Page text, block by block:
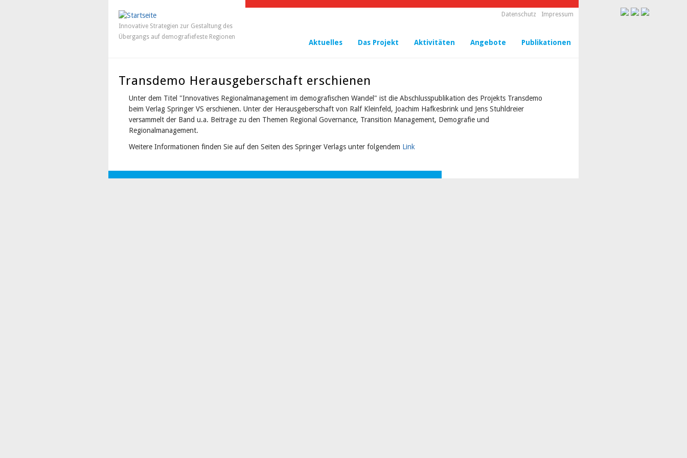
Innovative Strategien zur Gestaltung des
Übergangs auf demografiefeste Regionen
Datenschutz Impressum
Aktuelles Das Projekt Aktivitäten Angebote Publikationen
Transdemo Herausgeberschaft erschienen
Unter dem Titel "Innovatives Regionalmanagement im demografischen Wandel" ist die Abschlusspublikation des Projekts Transdemo
beim Verlag Springer VS erschienen. Unter der Herausgeberschaft von Ralf Kleinfeld, Joachim Hafkesbrink und Jens Stuhldreier
versammelt der Band u.a. Beitrage zu den Themen Regional Governance, Transition Management, Demografie und
Regionalmanagement.
Weitere Informationen finden Sie auf den Seiten des Springer Verlags unter folgendem Link